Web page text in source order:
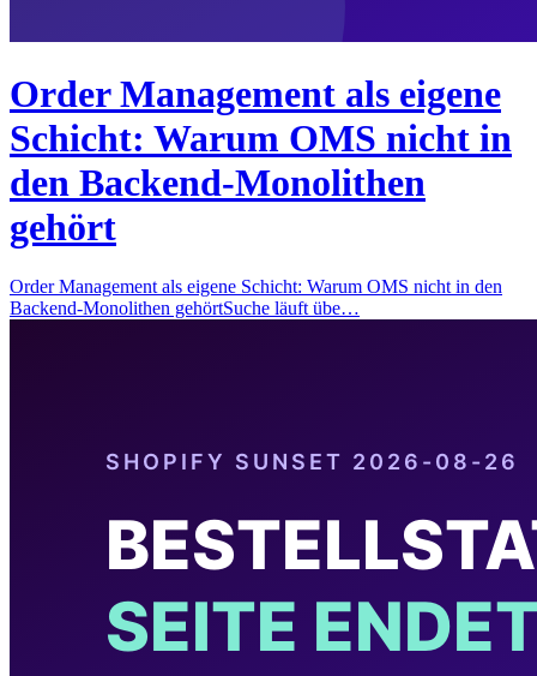
Order Management als eigene
Schicht: Warum OMS nicht in
den Backend-Monolithen
gehört
Order Management als eigene Schicht: Warum OMS nicht in den
Backend-Monolithen gehörtSuche läuft übe…